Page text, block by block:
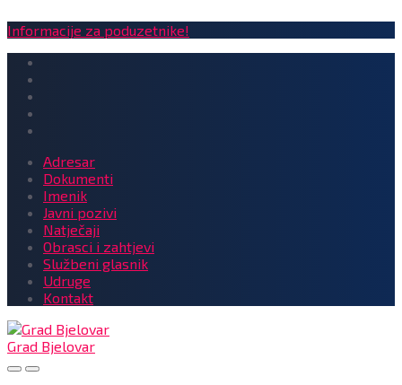
Informacije za poduzetnike!
Adresar
Dokumenti
Imenik
Javni pozivi
Natječaji
Obrasci i zahtjevi
Službeni glasnik
Udruge
Kontakt
Grad Bjelovar